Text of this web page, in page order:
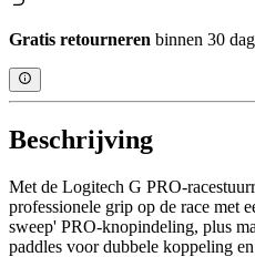
Gratis retourneren binnen 30
Beschrijving
Met de Logitech G PRO-
professionele grip op de race met
sweep' PRO-knopindeling, plus
paddles voor dubbele koppeling